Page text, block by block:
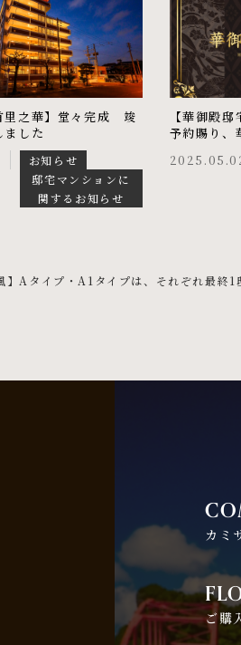
里之華】堂々完成 竣
ました
お知らせ
邸宅マンションに
関するお知らせ
【華御殿
予約賜り、
邸となりま
】Aタイプ・A1タイプは、それぞれ最終
カミ
ご購